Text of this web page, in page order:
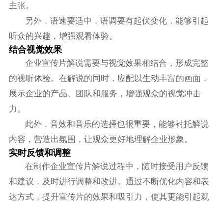
主张。
另外，语速要适中，语调要有起伏变化，能够引起
听众的兴趣，增强观看体验。
结合视觉效果
企业宣传片解说需要与视觉效果相结合，形成完整
的视听体验。在解说的同时，应配以生动丰富的画面，
展示企业的产品、团队和服务，增强观众的视觉冲击
力。
此外，音效和音乐的选择也很重要，能够衬托解说
内容，营造出氛围，让观众更好地理解企业形象。
实时反馈和调整
在制作企业宣传片解说过程中，随时接受用户反馈
和建议，及时进行调整和改进。通过不断优化内容和表
达方式，提升宣传片的效果和吸引力，使其更能引起观